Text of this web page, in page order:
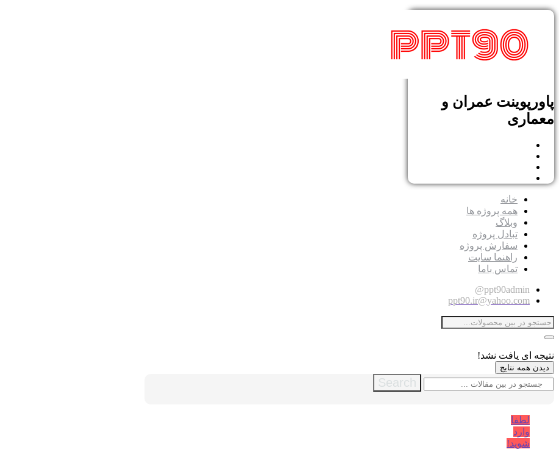
پاورپوینت عمران و
معماری
خانه
همه پروژه ها
وبلاگ
تبادل پروژه
سفارش پروژه
راهنما سایت
تماس باما
ppt90admin@
ppt90.ir@yahoo.com
نتیجه ای یافت نشد!
دیدن همه نتایج
Search
لطفا
وارد
شوید!